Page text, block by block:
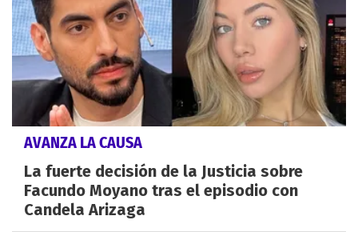
AVANZA LA CAUSA
La fuerte decisión de la Justicia sobre
Facundo Moyano tras el episodio con
Candela Arizaga